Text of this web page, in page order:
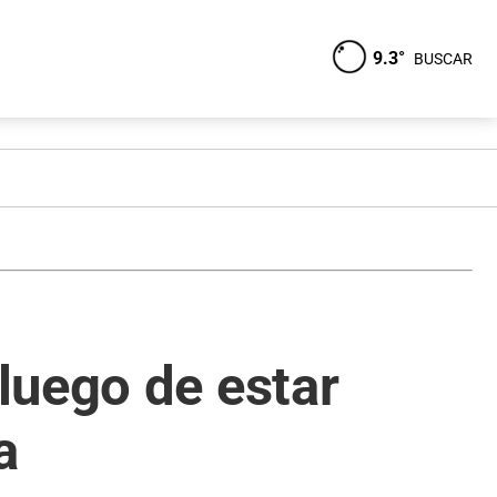
9.3° BUSCAR
de estar